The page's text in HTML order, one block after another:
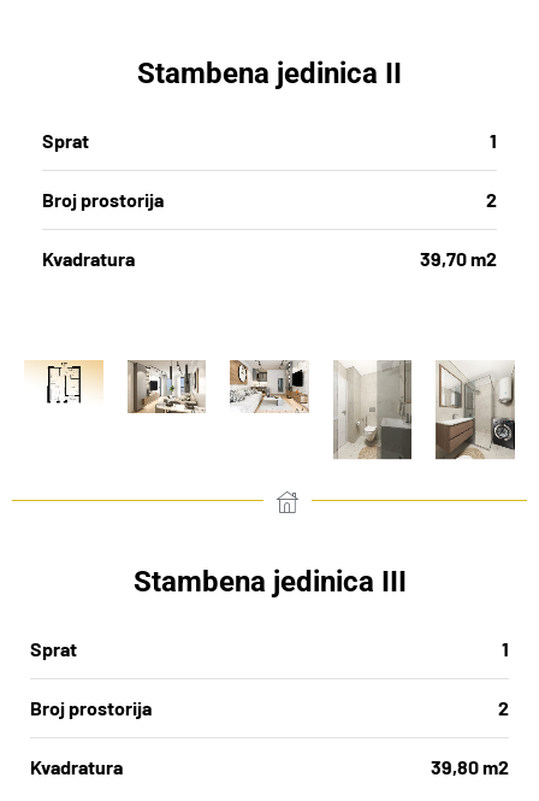
Stambena jedinica II
Sprat 1
Broj prostorija 2
Kvadratura 39,70 m2
Stambena jedinica III
Sprat 1
Broj prostorija 2
Kvadratura 39,80 m2